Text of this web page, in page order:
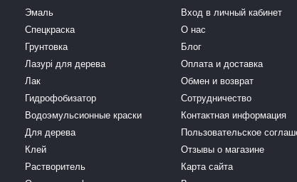
наружных каменных лакированных горок, заборов.
материал. Чтобы обеспечить надежную защиту
срока эксплуатации. Поверхности, для которых можно
в ассортименте варианты отличаются хорошим
из-за которых выбирают лак для
защищены от разрушений, выветривания, намокания,
прониканию в поры материала удается избежать
также ультрафиолетовые лучи.
эффект» выделяется презентабельным внешним видом
Эмаль
Спецкраска
Грунтовка
Лазурі для дерева
Лак
Гидрофобизатор
Водоэмульсионные краски
Для дерева
Клей
Растворитель
Вход в личный кабинет
О нас
Блог
Оплата и доставка
Обмен и возврат
Сотрудничество
Контактная информация
Пользовательское
Отзывы о магазине
Карта сайта